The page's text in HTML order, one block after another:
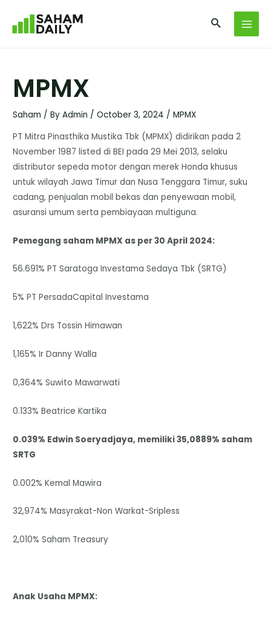
MPMX
Saham / ByAdmin /October 3, 2024 /MPMX
PT Mitra Pinasthika Mustika Tbk (MPMX) didirikan pada 2
November 1987 listed di BEI pada 29 Mei 2013, selaku
distributor sepeda motor dengan merek Honda khusus
untuk wilayah Jawa Timur dan Nusa Tenggara Timur, suku
cadang, penjualan mobil bekas dan penyewaan mobil,
asuransi umum serta pembiayaan multiguna.
Pemegang saham MPMX as per 30 April 2024:
56.691% PT Saratoga Investama Sedaya Tbk (SRTG)
5% PT PersadaCapital Investama
1,622% Drs Tossin Himawan
1,165% Ir Danny Walla
0,364% Suwito Mawarwati
0.133% Beatrice Kartika
0.039% Edwin Soeryadjaya, memiliki 35,0889% saham
SRTG
0.002% Kemal Mawira
32,974% Masyrakat-Non Warkat-Sripless
2,010% Saham Treasury
Anak Usaha MPMX: